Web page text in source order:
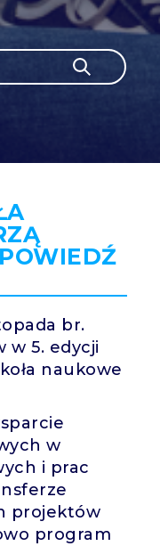
Szukaj
br.
w 5. edycji
naukowe
w
i prac
projektów
program